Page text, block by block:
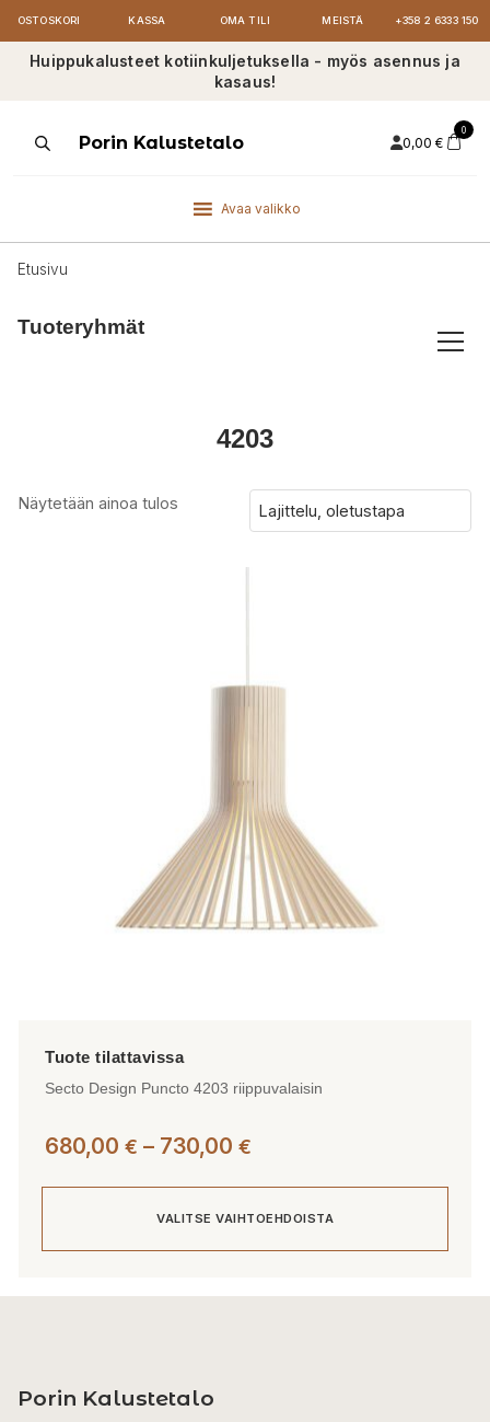
OSTOSKORI KASSA OMA TILI MEISTÄ +358 2 6333 150
Huippukalusteet kotiinkuljetuksella - myös asennus ja
kasaus!
ProductsPorin Kalustetalo 0,00 €
0
Avaa valikko
Etusivu
Tuoteryhmät
4203
Näytetään ainoa tulos
Secto Design Puncto 4203 riippuvalaisin
680,00 € – 730,00 €
730,00 €
VALITSE VAIHTOEHDOISTA
muunnelma.
Porin Kalustetalo